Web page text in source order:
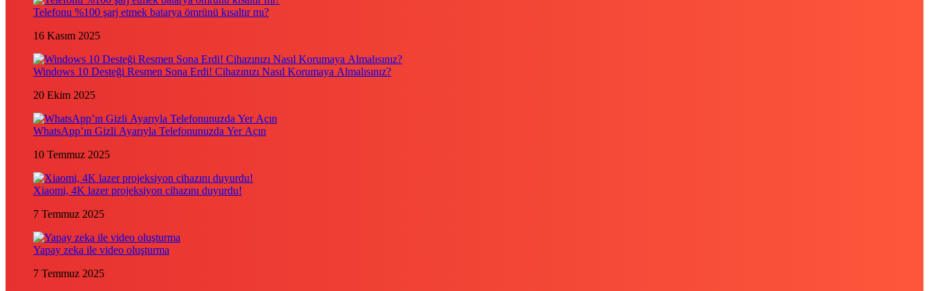
Telefonu %100 şarj etmek batarya ömrünü kısaltır mı?
16 Kasım 2025
Windows 10 Desteği Resmen Sona Erdi! Cihazınızı Nasıl Korumaya Almalısınız?
20 Ekim 2025
WhatsApp’ın Gizli Ayarıyla Telefonunuzda Yer Açın
10 Temmuz 2025
Xiaomi, 4K lazer projeksiyon cihazını duyurdu!
7 Temmuz 2025
Yapay zeka ile video oluşturma
7 Temmuz 2025